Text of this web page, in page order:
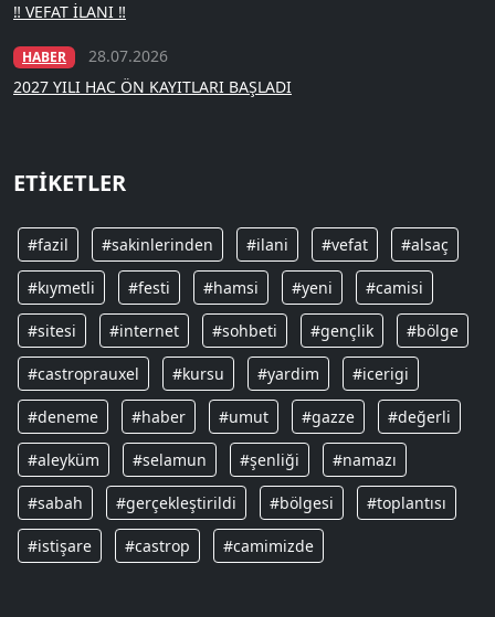
‼️ VEFAT İLANI ‼️
HABER
28.07.2026
2027 YILI HAC ÖN KAYITLARI BAŞLADI
ETIKETLER
#fazil #sakinlerinden #ilani #vefat #alsaç
#kıymetli #festi #hamsi #yeni #camisi
#sitesi #internet #sohbeti #gençlik #bölge
#castroprauxel #kursu #yardim #icerigi
#deneme #haber #umut #gazze #değerli
#aleyküm #selamun #şenliği #namazı
#sabah #gerçekleştirildi #bölgesi #toplantısı
#istişare #castrop #camimizde